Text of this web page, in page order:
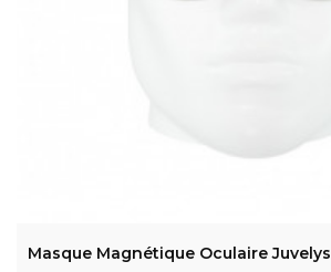
Masque Magnétique Oculaire Juvelys